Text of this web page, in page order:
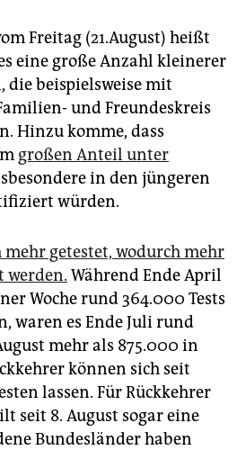
Freitag (21.August) heißt
eine große Anzahl kleinerer
die beispielsweise mit
und Freundeskreis
Hinzu komme, dass
großen Anteil unter
in den jüngeren
würden.
getestet, wodurch mehr
werden. Während Ende April
Woche rund 364.000 Tests
waren es Ende Juli rund
mehr als 875.000 in
können sich seit
lassen. Für Rückkehrer
seit 8. August sogar eine
Bundesländer haben